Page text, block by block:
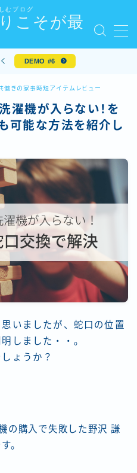
こそが最
むブログ
すすめまとめ
アップ転職を成功させる
て
づく表記
にするネット環境
ーまとめ
ブロガー・アフィリエイ
DEMO #6
働きの家事時短アイテムレビュー
濯機が入らない！を
可能な方法を紹介し
いましたが、蛇口の位置
しました・・。
ょうか？
の購入で失敗した野沢 謙
。